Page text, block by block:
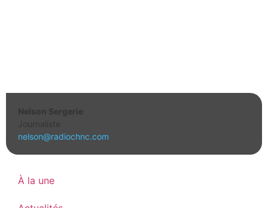
Nelson Sergerie
Journaliste
nelson@radiochnc.com
À la une